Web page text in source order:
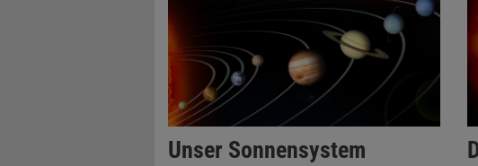
gesellte sich ein
Zudem erschienen
Unser Sonnensystem